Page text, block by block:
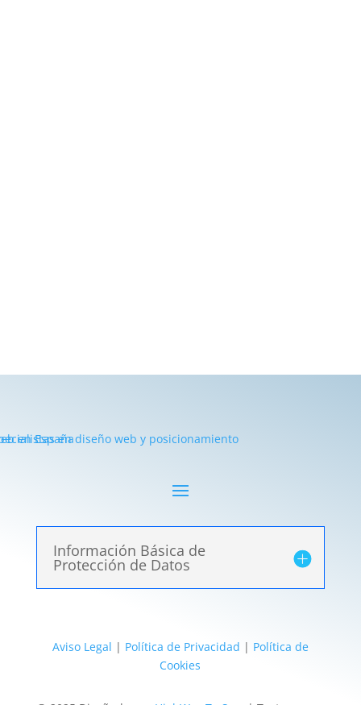
Información Básica de
Protección de Datos
Aviso Legal | Política de Privacidad | Política de
Cookies